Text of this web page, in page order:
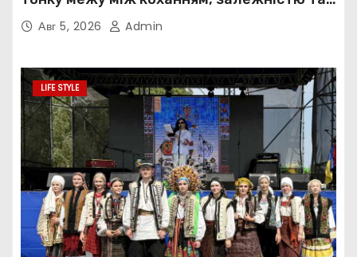
нав’язливою прив’язаністю
Авг 5, 2026 Admin
LIFE STYLE